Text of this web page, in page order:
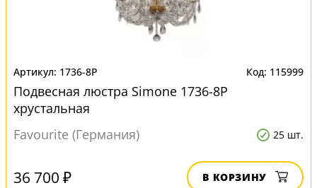
1736-8P 115999
Подвесная люстра Simone 1736-8P
хрустальная
Favourite (Германия)
25 шт.
36 700 ₽ В КОРЗИНУ